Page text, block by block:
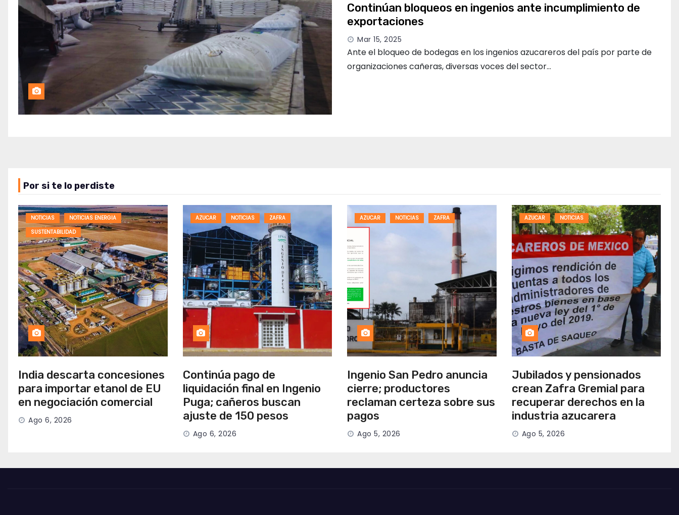
Continúan bloqueos en ingenios ante incumplimiento de
exportaciones
Mar 15, 2025
Ante el bloqueo de bodegas en los ingenios azucareros del país por parte de
organizaciones cañeras, diversas voces del sector…
Por si te lo perdiste
NOTICIAS
NOTICIAS ENERGIA
SUSTENTABILIDAD
India descarta concesiones
para importar etanol de EU
en negociación comercial
Ago 6, 2026
AZUCAR NOTICIAS ZAFRA
Continúa pago de
liquidación final en Ingenio
Puga; cañeros buscan
ajuste de 150 pesos
Ago 6, 2026
AZUCAR NOTICIAS ZAFRA
Ingenio San Pedro anuncia
cierre; productores
reclaman certeza sobre sus
pagos
Ago 5, 2026
AZUCAR NOTICIAS
Jubilados y pensionados
crean Zafra Gremial para
recuperar derechos en la
industria azucarera
Ago 5, 2026